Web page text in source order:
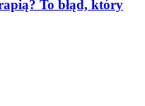
To błąd, który